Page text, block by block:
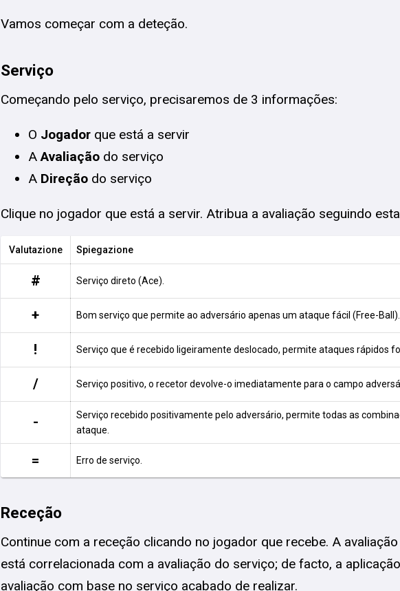
Vamos começar com a deteção.
Serviço
Começando pelo serviço, precisaremos de 3 informações:
O Jogador que está a servir
AAvaliação do serviço
A Direção do serviço
Clique no jogador que está a servir. Atribua a avaliação seguindo
Valutazione Spiegazione
# Serviço direto (Ace).
+ Bom serviço que permite ao adversário apenas um ataque fácil (Free-Ball).
! Serviço que é recebido ligeiramente deslocado, permite ataques rápidos
/ Serviço positivo, o recetor devolve-o imediatamente para o campo
-
Serviço recebido positivamente pelo adversário, permite todas as
ataque.
= Erro de serviço.
Receção
Continue com a receção clicando no jogador que recebe. A
está correlacionada com a avaliação do serviço; de facto, a
avaliação com base no serviço acabado de realizar.